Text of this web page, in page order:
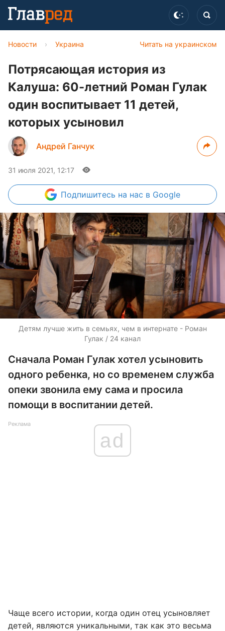
Читать на украинском
Новости › Украина
Потрясающая история из
Калуша: 60-летний Роман Гулак
один воспитывает 11 детей,
которых усыновил
Андрей Ганчук
31 июля 2021, 12:17
Подпишитесь на нас в Google
Детям лучше жить в семьях, чем в интернате - Роман
Гулак / 24 канал
Сначала Роман Гулак хотел усыновить
одного ребенка, но со временем служба
опеки звонила ему сама и просила
помощи в воспитании детей.
Реклама
ad
Чаще всего истории, когда один отец усыновляет
детей, являются уникальными, так как это весьма